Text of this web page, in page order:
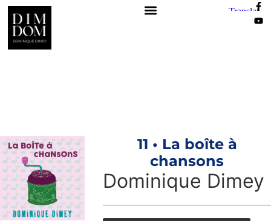
11 • La boîte à
chansons
Dominique Dimey